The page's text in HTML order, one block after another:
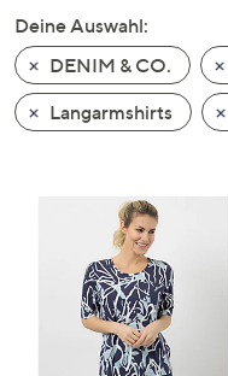
nach
unten
oder
wischen
Sie
Deine Auswahl:
DENIM & CO.
Langarmshirts